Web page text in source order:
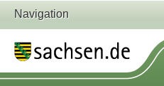
Navigation